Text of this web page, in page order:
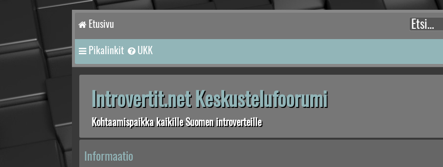
Etusivu
Pikalinkit UKK
Introvertit.net Keskustelufoorumi
Kohtaamispaikka kaikille Suomen introverteille
Informaatio